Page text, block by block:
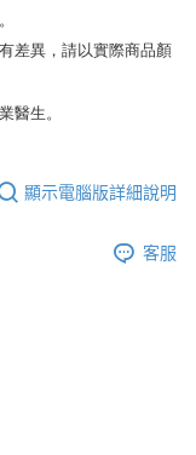
差異，請以實際商品顏
生。
顯示電腦版詳細說明
客服